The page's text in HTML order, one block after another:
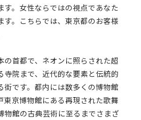
す。女性ならではの視点であなた
す。こちらでは、東京都のお客様
の首都で、ネオンに照らされた超
寺院まで、近代的な要素と伝統的
街です。都内には数多くの博物館
東京博物館にある再現された歌舞
物館の古典芸術に至るまでさまざ